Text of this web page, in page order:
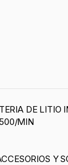
DE LITIO
MIN
Y